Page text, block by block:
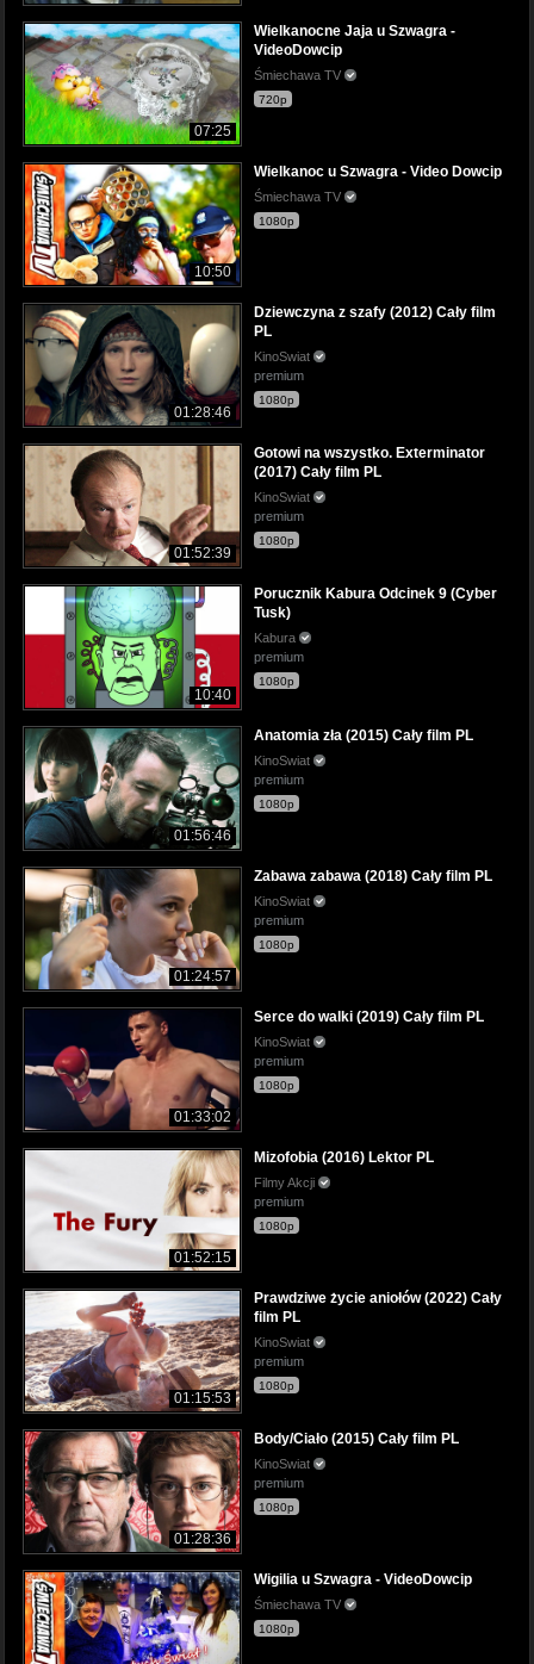
07:25
Wielkanocne Jaja u Szwagra -
VideoDowcip
Śmiechawa TV
720p
10:50
Wielkanoc u Szwagra - Video Dowcip
Śmiechawa TV
1080p
01:28:46
Dziewczyna z szafy (2012) Cały film
PL
KinoSwiat
premium
1080p
01:52:39
Gotowi na wszystko. Exterminator
(2017) Cały film PL
KinoSwiat
premium
1080p
10:40
Porucznik Kabura Odcinek 9 (Cyber
Tusk)
Kabura
premium
1080p
01:56:46
Anatomia zła (2015) Cały film PL
KinoSwiat
premium
1080p
01:24:57
Zabawa zabawa (2018) Cały film PL
KinoSwiat
premium
1080p
01:33:02
Serce do walki (2019) Cały film PL
KinoSwiat
premium
1080p
01:52:15
Mizofobia (2016) Lektor PL
Filmy Akcji
premium
1080p
01:15:53
Prawdziwe życie aniołów (2022) Cały
film PL
KinoSwiat
premium
1080p
01:28:36
Body/Ciało (2015) Cały film PL
KinoSwiat
premium
1080p
Wigilia u Szwagra - VideoDowcip
Śmiechawa TV
1080p